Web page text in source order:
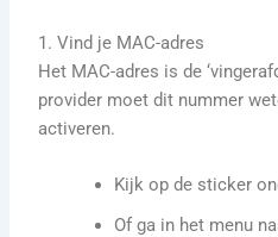
1. Vind je MAC-adres
Het MAC-adres is de
provider moet dit nummer
activeren.
Kijk op de sticker
Of ga in het menu